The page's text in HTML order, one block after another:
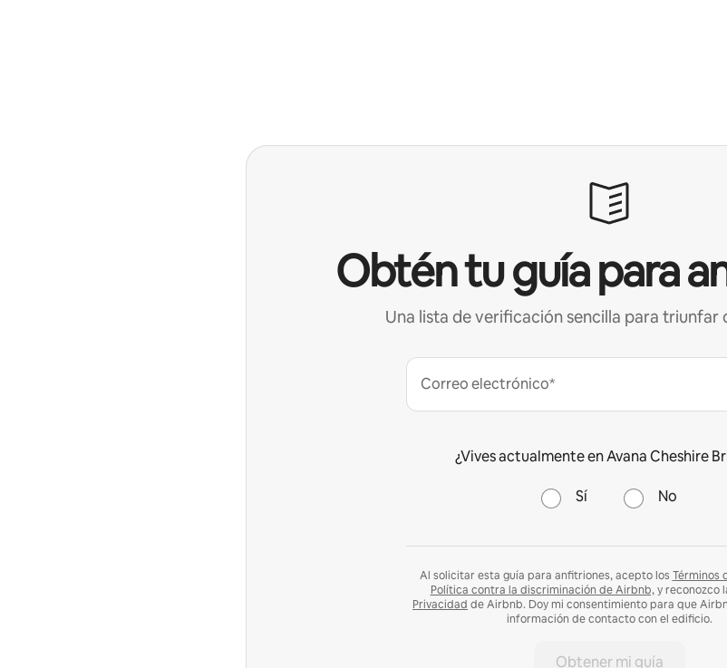
Obtén tu guía para
Una lista de verificación sencilla para
Correo electrónico*
¿Vives actualmente en Avana Cheshire
Sí No
Al solicitar esta guía para anfitriones, acepto los Términos
Política contra la discriminación de Airbnb,y reconozco
Privacidad de Airbnb. Doy mi consentimiento para que
información de contacto con el edificio.
Obtener mi guía